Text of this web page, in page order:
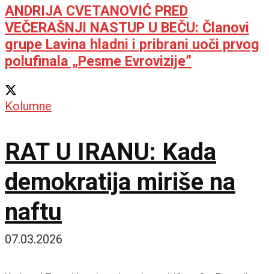
ANDRIJA CVETANOVIĆ PRED
VEČERAŠNJI NASTUP U BEČU: Članovi
grupe Lavina hladni i pribrani uoči prvog
polufinala „Pesme Evrovizije”
Kolumne
RAT U IRANU: Kada
demokratija miriše na
naftu
07.03.2026